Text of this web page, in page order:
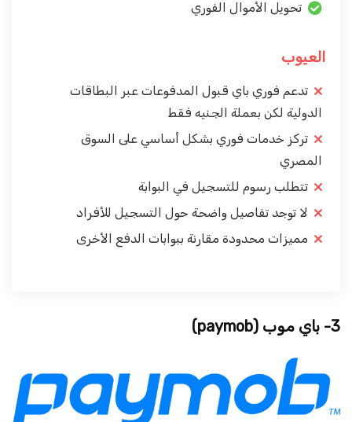
تحويل الأموال الفوري
العيوب
تدعم فوري باي قبول المدفوعات عبر البطاقات
الدولية لكن بعملة الجنيه فقط
تركز خدمات فوري بشكل أساسي على السوق
المصري
تتطلب رسوم للتسجيل في البوابة
لا توجد تفاصيل واضحة حول التسجيل للأفراد
مميزات محدودة مقارنة ببوابات الدفع الأخرى
3- باي موب (paymob)